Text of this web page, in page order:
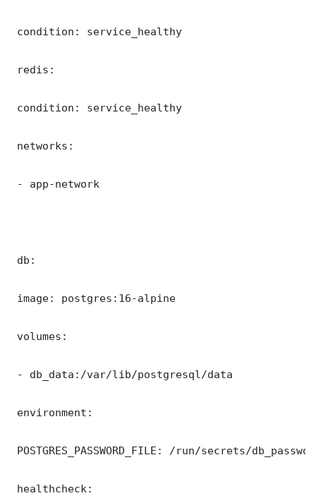
condition: service_healthy
redis:
condition: service_healthy
networks:
- app-network
db:
image: postgres:16-alpine
volumes:
- db_data:/var/lib/postgresql/data
environment:
POSTGRES_PASSWORD_FILE: /run/secrets/
healthcheck: